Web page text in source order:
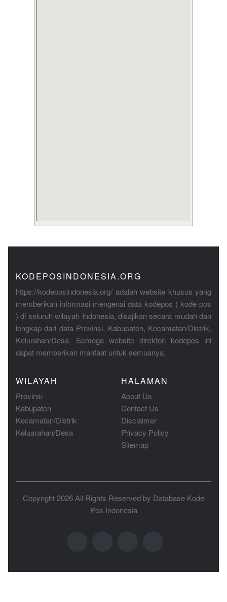
KODEPOSINDONESIA.ORG
https://kodeposindonesia.org/ adalah website khusus yang
memberikan informasi mengenai data kodepos ( kode pos
) di seluruh wilayah Indonesia, disajikan secara mudah dan
lengkap dari data Provinsi, Kabupaten, Kecamatan/Distrik,
Kelurahan/Desa. Semoga website direktori kodepos ini
dapat memberikan manfaat untuk semuanya.
WILAYAH
Provinsi
Kabupaten
Kecamatan/Distrik
Keluarahan/Desa
HALAMAN
About Us
Contact Us
Disclaimer
Privacy Policy
Sitemap
Copyright 2026 All Rights Reserved by Database Kode
Pos Indonesia